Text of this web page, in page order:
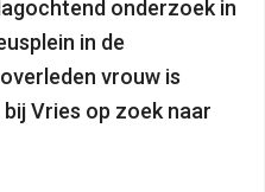
onderzoek in
in de
vrouw is
Vries op zoek naar